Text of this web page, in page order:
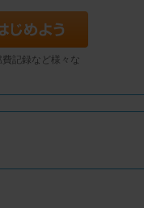
記録など様々な